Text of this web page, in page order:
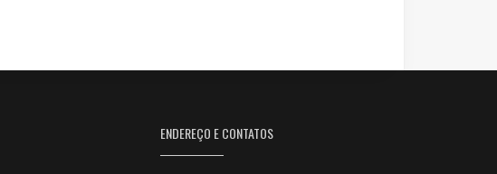
ENDEREÇO E CONTATOS